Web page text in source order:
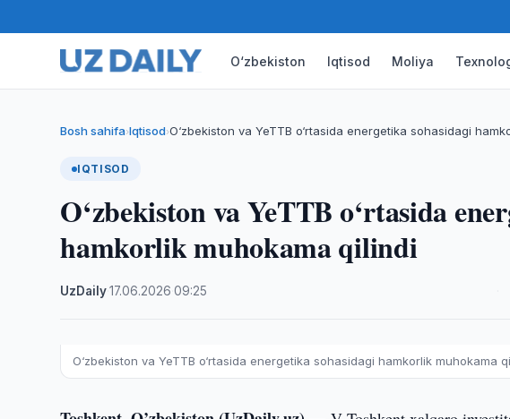
O‘zbekiston Iqtisod Moliya
Bosh sahifa›Iqtisod›O‘zbekiston va YeTTB o‘rtasida energetika sohasidagi
IQTISOD
O‘zbekiston va YeTTB o‘rtasida
hamkorlik muhokama qilindi
UzDaily·17.06.2026 ·09:25
O‘zbekiston va YeTTB o‘rtasida energetika sohasidagi hamkorlik muhokama